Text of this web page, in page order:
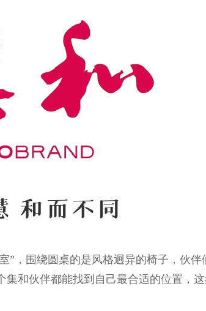
，围绕圆桌的是风格迥异的椅子，伙伴
和伙伴都能找到自己最合适的位置，​